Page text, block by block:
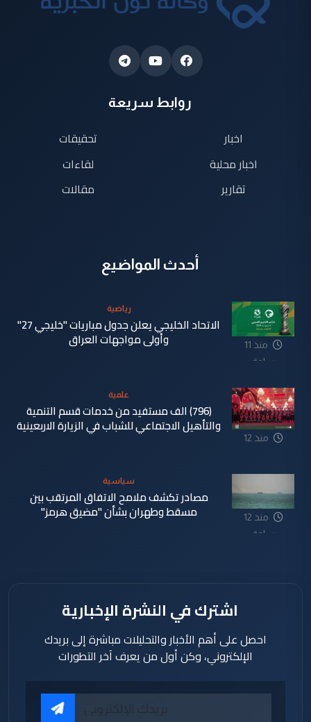
روابط سريعة
اخبار
اخبار محلية
تقارير
تحقيقات
لقاءات
مقالات
أحدث المواضيع
منذ 11
ساعة
رياضية
الاتحاد الخليجي يعلن جدول مباريات "خليجي 27"
وأولى مواجهات العراق
منذ 12
علمية
(796) الف مستفيد من خدمات قسم التنمية
والتأهيل الاجتماعي للشباب في الزيارة الاربعينية
منذ 12
ساعة
سياسية
مصادر تكشف ملامح الاتفاق المرتقب بين
مسقط وطهران بشأن "مضيق هرمز"
اشترك في النشرة الإخبارية
احصل على أهم الأخبار والتحليلات مباشرة إلى بريدك
الإلكتروني، وكن أول من يعرف آخر التطورات